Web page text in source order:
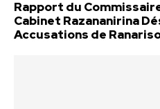
Rapport du
Cabinet Razananirina
Accusations de